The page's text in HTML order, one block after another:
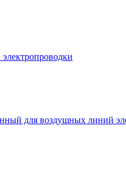
для воздушных линий